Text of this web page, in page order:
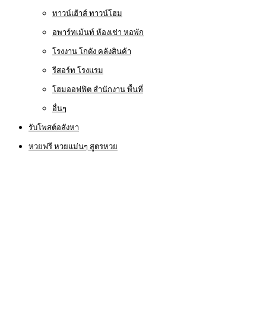
ทาวน์เฮ้าส์ ทาวน์โฮม
อพาร์ทเม้นท์ ห้องเช่า หอพัก
โรงงาน โกดัง คลังสินค้า
รีสอร์ท โรงแรม
โฮมออฟฟิต สำนักงาน พื้นที่
อื่นๆ
รับโพสต์อสังหา
หวยฟรี หวยแม่นๆ สูตรหวย